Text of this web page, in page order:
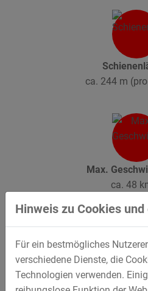
ca. 244 m
Max.
ca. 48
2 Züge mit 10 Wagen
Hinweis zu Cookies
Für ein bestmögliches
verschiedene Dienste, die
Technologien verwenden.